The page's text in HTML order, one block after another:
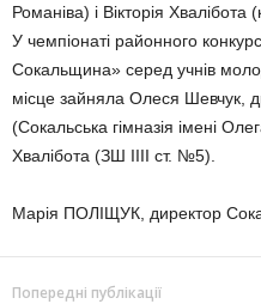
Романіва) і Вікторія
У чемпіонаті районного
Сокальщина» серед учнів
місце зайняла Олеся Шевчук,
(Сокальська гімназія імені
Хвалібота (ЗШ ІІІІ ст. №5).
Марія ПОЛІЩУК, директор
Попередні публікації